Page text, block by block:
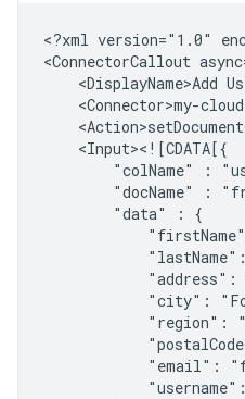
<?xml version="1.0"
<ConnectorCallout
<DisplayName>Add
"colName"
:
"docName"
:
"data"
:
"lastName":
"address":
"city":
"region":
"email":
"username":